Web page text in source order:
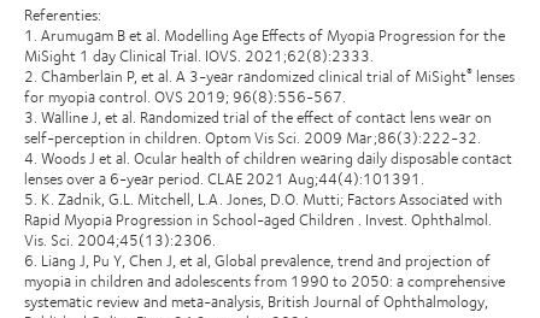
Referenties:
1. Arumugam B et al. Modelling Age Effects of Myopia Progression for the
MiSight 1 day Clinical Trial. IOVS. 2021;62(8):2333.
2. Chamberlain P, et al. A 3-year randomized clinical trial of MiSight® lenses
for myopia control. OVS 2019; 96(8):556-567.
3. Walline J, et al. Randomized trial of the effect of contact lens wear on
self-perception in children. Optom Vis Sci. 2009 Mar;86(3):222-32.
4. Woods J et al. Ocular health of children wearing daily disposable contact
lenses over a 6-year period. CLAE 2021 Aug;44(4):101391.
5. K. Zadnik, G.L. Mitchell, L.A. Jones, D.O. Mutti; Factors Associated with
Rapid Myopia Progression in School-aged Children . Invest. Ophthalmol.
Vis. Sci. 2004;45(13):2306.
6. Liang J, Pu Y, Chen J, et al, Global prevalence, trend and projection of
myopia in children and adolescents from 1990 to 2050: a comprehensive
systematic review and meta-analysis, British Journal of Ophthalmology,